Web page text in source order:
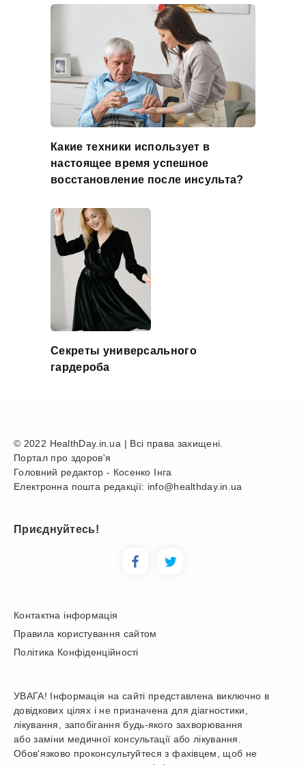
Какие техники использует в
настоящее время успешное
восстановление после инсульта?
Секреты универсального
гардероба
© 2022 HealthDay.in.ua | Всі права захищені.
Портал про здоров'я
Головний редактор - Косенко Інга
Електронна пошта редакції: info@healthday.in.ua
Приєднуйтесь!
Контактна інформація
Правила користування сайтом
Політика Конфіденційності
УВАГА! Інформація на сайті представлена виключно в
довідкових цілях і не призначена для діагностики,
лікування, запобігання будь-якого захворювання
або заміни медичної консультації або лікування.
Обов'язково проконсультуйтеся з фахівцем, щоб не